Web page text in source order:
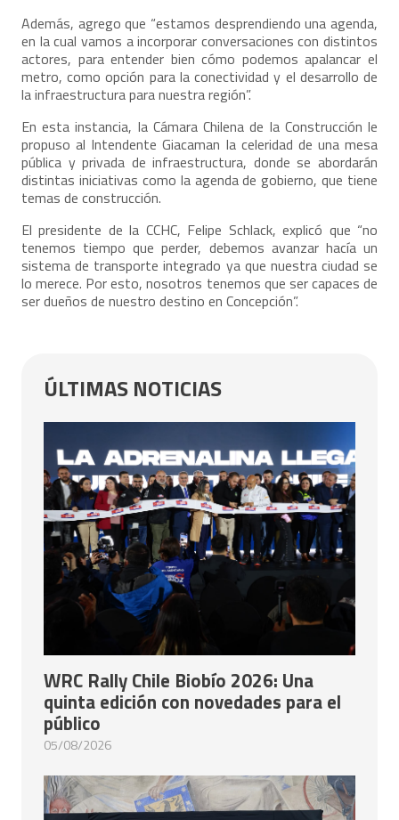
Además, agrego que “estamos desprendiendo una agenda,
en la cual vamos a incorporar conversaciones con distintos
actores, para entender bien cómo podemos apalancar el
metro, como opción para la conectividad y el desarrollo de
la infraestructura para nuestra región”.
En esta instancia, la Cámara Chilena de la Construcción le
propuso al Intendente Giacaman la celeridad de una mesa
pública y privada de infraestructura, donde se abordarán
distintas iniciativas como la agenda de gobierno, que tiene
temas de construcción.
El presidente de la CCHC, Felipe Schlack, explicó que “no
tenemos tiempo que perder, debemos avanzar hacía un
sistema de transporte integrado ya que nuestra ciudad se
lo merece. Por esto, nosotros tenemos que ser capaces de
ser dueños de nuestro destino en Concepción”.
ÚLTIMAS NOTICIAS
WRC Rally Chile Biobío 2026: Una
quinta edición con novedades para el
público
05/08/2026